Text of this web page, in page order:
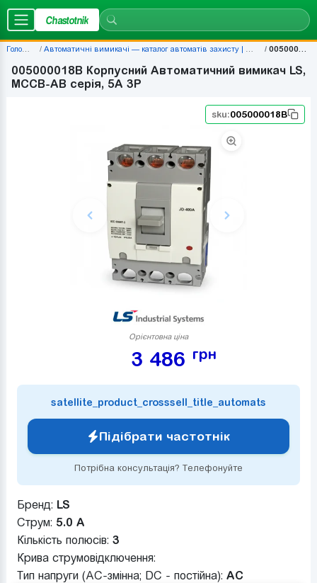
Chastotnik
Головна Автоматичні вимикачі — каталог автоматів захисту | Chastotnik.ua 005000018B
005000018B Корпусний Автоматичний вимикач LS,
MCCB-AB серія, 5A 3P
sku:005000018B
Орієнтовна ціна
3 486 грн
satellite_product_crosssell_title_automats
Підібрати частотнік
Потрібна консультація? Телефонуйте
Бренд: LS
Струм: 5.0 А
Кількість полюсів: 3
Крива струмовідключення:
Тип напруги (AC-змінна; DC - постійна): AC